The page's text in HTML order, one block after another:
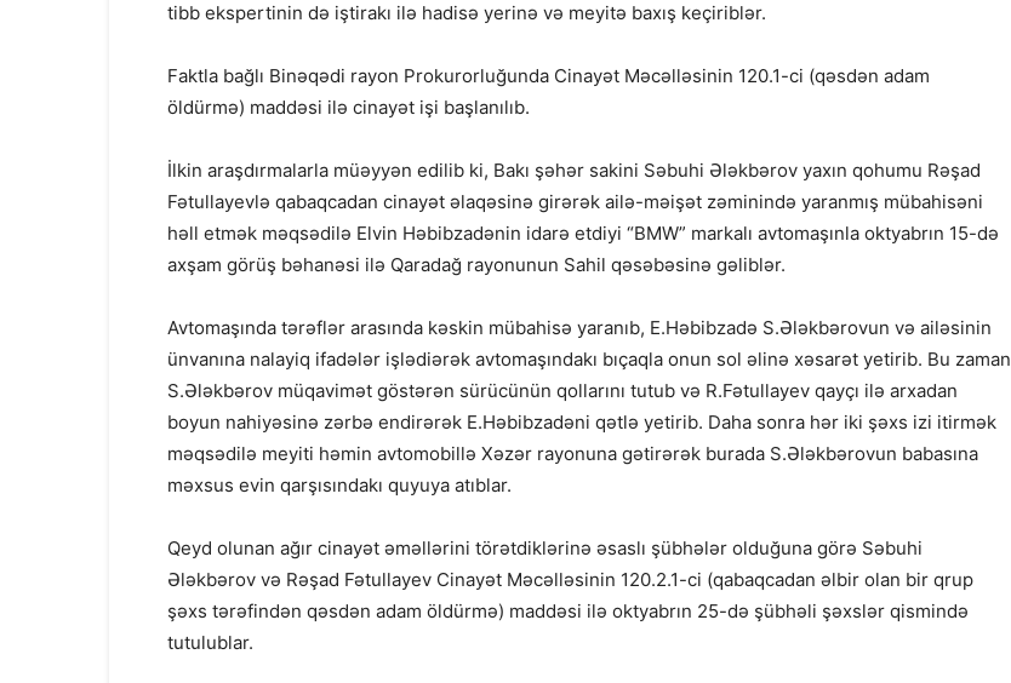
tibb ekspertinin də iştirakı ilə hadisə yerinə və meyitə baxış keçiriblər.
Faktla bağlı Binəqədi rayon Prokurorluğunda Cinayət Məcəlləsinin 120.1-ci (qəsdən adam
öldürmə) maddəsi ilə cinayət işi başlanılıb.
İlkin araşdırmalarla müəyyən edilib ki, Bakı şəhər sakini Səbuhi Ələkbərov yaxın qohumu Rəşad
Fətullayevlə qabaqcadan cinayət əlaqəsinə girərək ailə-məişət zəminində yaranmış mübahisəni
həll etmək məqsədilə Elvin Həbibzadənin idarə etdiyi “BMW” markalı avtomaşınla oktyabrın 15-də
axşam görüş bəhanəsi ilə Qaradağ rayonunun Sahil qəsəbəsinə gəliblər.
Avtomaşında tərəflər arasında kəskin mübahisə yaranıb, E.Həbibzadə S.Ələkbərovun və ailəsinin
ünvanına nalayiq ifadələr işlədiərək avtomaşındakı bıçaqla onun sol əlinə xəsarət yetirib. Bu zaman
S.Ələkbərov müqavimət göstərən sürücünün qollarını tutub və R.Fətullayev qayçı ilə arxadan
boyun nahiyəsinə zərbə endirərək E.Həbibzadəni qətlə yetirib. Daha sonra hər iki şəxs izi itirmək
məqsədilə meyiti həmin avtomobillə Xəzər rayonuna gətirərək burada S.Ələkbərovun babasına
məxsus evin qarşısındakı quyuya atıblar.
Qeyd olunan ağır cinayət əməllərini törətdiklərinə əsaslı şübhələr olduğuna görə Səbuhi
Ələkbərov və Rəşad Fətullayev Cinayət Məcəlləsinin 120.2.1-ci (qabaqcadan əlbir olan bir qrup
şəxs tərəfindən qəsdən adam öldürmə) maddəsi ilə oktyabrın 25-də şübhəli şəxslər qismində
tutulublar.